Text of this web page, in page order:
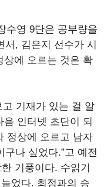
수영 9단은 공부량을
, 김은지 선수가 시
상에 오르는 것은 확
고 기재가 있는 걸 알
인터넷 초단이 되
정상에 오르고 남자
나 싶었다.”고 예전
기풍이다. 수읽기
었다. 최정과의 승